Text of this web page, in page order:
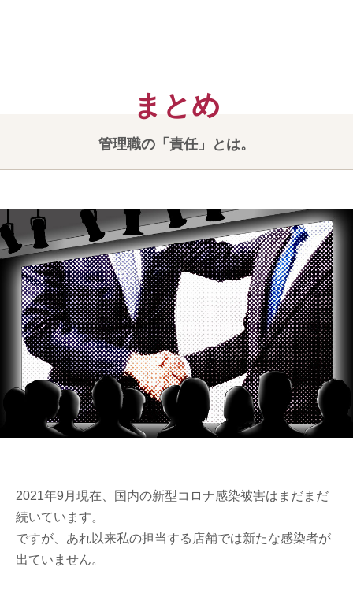
管理職の「責任」とは。
2021年9月現在、国内の新型コロナ感染被害はまだまだ
続いています。
ですが、あれ以来私の担当する店舗では新たな感染者が
出ていません。